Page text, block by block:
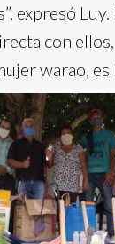
expresó
con
warao, es